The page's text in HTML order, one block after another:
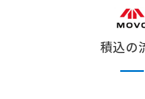
積込の